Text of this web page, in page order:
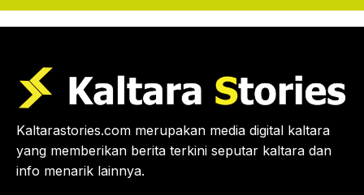
Kaltarastories.com merupakan media digital kaltara
yang memberikan berita terkini seputar kaltara dan
info menarik lainnya.